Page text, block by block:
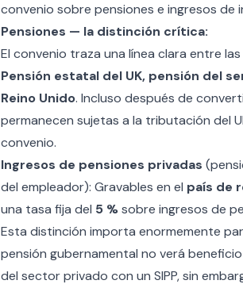
convenio sobre pensiones e ingresos
Pensiones — la distinción crítica:
El convenio traza una línea clara entre
Pensión estatal del UK, pensión del
Reino Unido. Incluso después de
permanecen sujetas a la tributación del
convenio.
Ingresos de pensiones privadas
del empleador): Gravables en el país de
una tasa fija del 5 %sobre ingresos de
Esta distinción importa enormemente
pensión gubernamental no verá
del sector privado con un SIPP, sin